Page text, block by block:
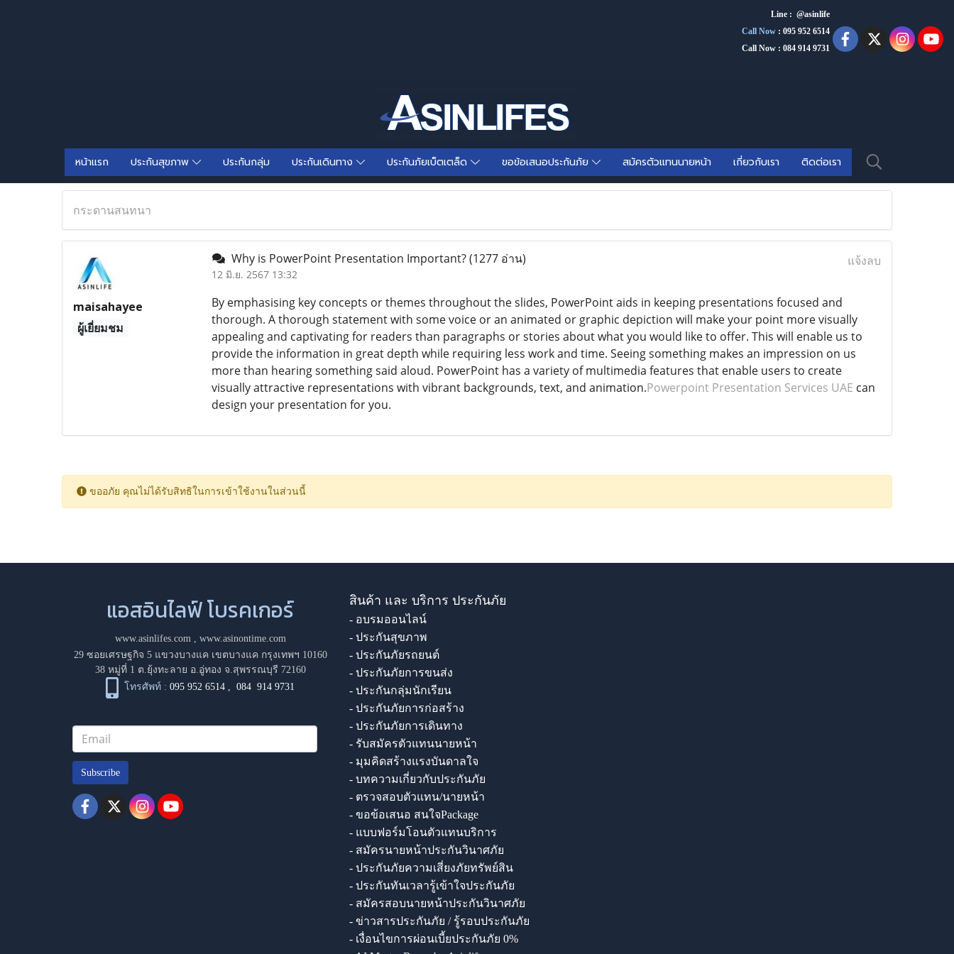
Line : @asinlife
Call Now : 095 952 6514
Call Now : 084 914 9731
หน้าแรก ประกันสุขภาพ ประกันกลุ่ม ประกันเดินทาง ประกันภัยเบ็ตเตล็ด ขอข้อเสนอประกันภัย สมัครตัวแทนนายหน้า เกี่ยวกับเรา ติดต่อเรา
กระดานสนทนา
maisahayee
ผู้เยี่ยมชม
Why is PowerPoint Presentation Important?(1277 อ่าน)
12 มิ.ย. 2567 13:32
แจ้งลบ
By emphasising key concepts or themes throughout the slides, PowerPoint aids in keeping presentations focused and
thorough. A thorough statement with some voice or an animated or graphic depiction will make your point more visually
appealing and captivating for readers than paragraphs or stories about what you would like to offer. This will enable us to
provide the information in great depth while requiring less work and time. Seeing something makes an impression on us
more than hearing something said aloud. PowerPoint has a variety of multimedia features that enable users to create
visually attractive representations with vibrant backgrounds, text, and animation.Powerpoint Presentation Services UAE can
design your presentation for you.
ขออภัย คุณไม่ได้รับสิทธิในการเข้าใช้งานในส่วนนี้
แอสอินไลฟ์ โบรคเกอร์
www.asinlifes.com, www.asinontime.com
29 ซอยเศรษฐกิจ 5 แขวงบางแค เขตบางแค กรุงเทพฯ 10160
38 หมู่ที่ 1 ต.ยุ้งทะลาย อ.อู่ทอง จ.สุพรรณบุรี 72160
โทรศัพท์ : 095 952 6514 ,084 914 9731
Subscribe
สินค้า และ บริการ ประกันภัย
- อบรมออนไลน์
- ประกันสุขภาพ
- ประกันภัยรถยนต์
- ประกันภัยการขนส่ง
- ประกันกลุ่มนักเรียน
- ประกันภัยการก่อสร้าง
- ประกันภัยการเดินทาง
- รับสมัครตัวแทนนายหน้า
- มุมคิดสร้างแรงบันดาลใจ
- บทความเกี่ยวกับประกันภัย
- ตรวจสอบตัวแทน/นายหน้า
- ขอข้อเสนอ สนใจPackage
- แบบฟอร์มโอนตัวแทนบริการ
- สมัครนายหน้าประกันวินาศภัย
- ประกันภัยความเสี่ยงภัยทรัพย์สิน
- ประกันทันเวลารู้เข้าใจประกันภัย
- สมัครสอบนายหน้าประกันวินาศภัย
- ข่าวสารประกันภัย / รู้รอบประกันภัย
- เงื่อนไขการผ่อนเบี้ยประกันภัย 0%